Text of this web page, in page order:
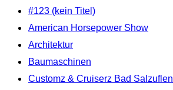
Zum
Inhalt
springen
#123 (kein Titel)
American Horsepower Show
Architektur
Baumaschinen
Customz & Cruiserz Bad Salzuflen